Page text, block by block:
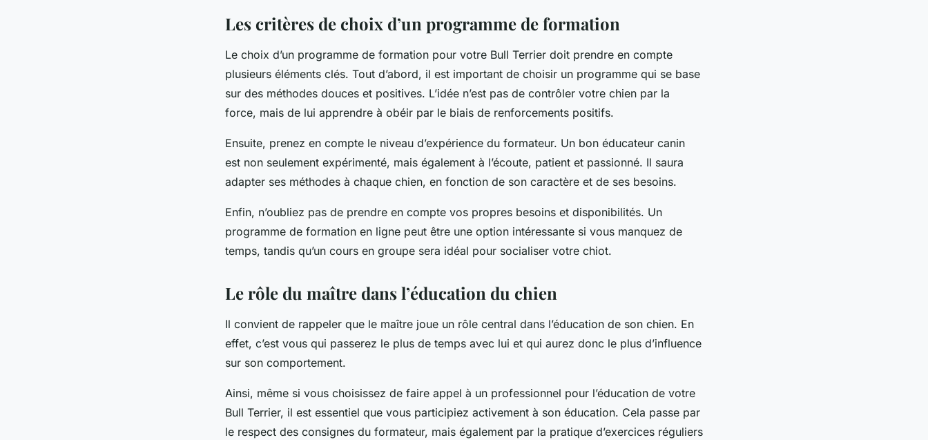
Les critères de choix d’un programme de formation
Le choix d’un programme de formation pour votre Bull Terrier doit prendre en compte
plusieurs éléments clés. Tout d’abord, il est important de choisir un programme qui se base
sur des méthodes douces et positives. L’idée n’est pas de contrôler votre chien par la
force, mais de lui apprendre à obéir par le biais de renforcements positifs.
Ensuite, prenez en compte le niveau d’expérience du formateur. Un bon éducateur canin
est non seulement expérimenté, mais également à l’écoute, patient et passionné. Il saura
adapter ses méthodes à chaque chien, en fonction de son caractère et de ses besoins.
Enfin, n’oubliez pas de prendre en compte vos propres besoins et disponibilités. Un
programme de formation en ligne peut être une option intéressante si vous manquez de
temps, tandis qu’un cours en groupe sera idéal pour socialiser votre chiot.
Le rôle du maître dans l’éducation du chien
Il convient de rappeler que le maître joue un rôle central dans l’éducation de son chien. En
effet, c’est vous qui passerez le plus de temps avec lui et qui aurez donc le plus d’influence
sur son comportement.
Ainsi, même si vous choisissez de faire appel à un professionnel pour l’éducation de votre
Bull Terrier, il est essentiel que vous participiez activement à son éducation. Cela passe par
le respect des consignes du formateur, mais également par la pratique d’exercices réguliers